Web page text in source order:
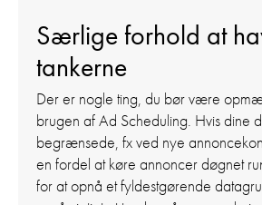
Særlige forhold at
tankerne
Der er nogle ting, du bør være
brugen af Ad Scheduling. Hvis dine
begrænsede, fx ved nye
en fordel at køre annoncer døgnet
for at opnå et fyldestgørende